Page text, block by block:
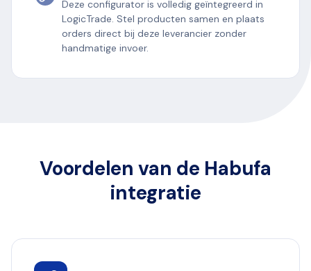
Deze configurator is volledig geïntegreerd in
LogicTrade. Stel producten samen en plaats
orders direct bij deze leverancier zonder
handmatige invoer.
Voordelen van de Habufa
integratie